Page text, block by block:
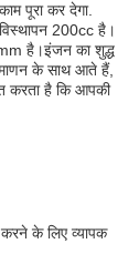
पूरा कर देगा.
200cc है।
है।इंजन का शुद्ध
के साथ आते हैं,
करता है कि आपकी
के लिए व्यापक